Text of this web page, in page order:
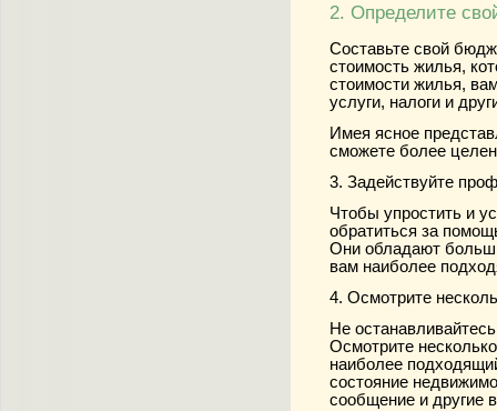
2. Определите
Составьте свой
стоимость жилья,
стоимости жилья,
услуги, налоги и
Имея ясное
сможете более
3. Задействуйте
Чтобы упростить и
обратиться за
Они обладают
вам наиболее
4. Осмотрите
Не
Осмотрите
наиболее
состояние
сообщение и другие